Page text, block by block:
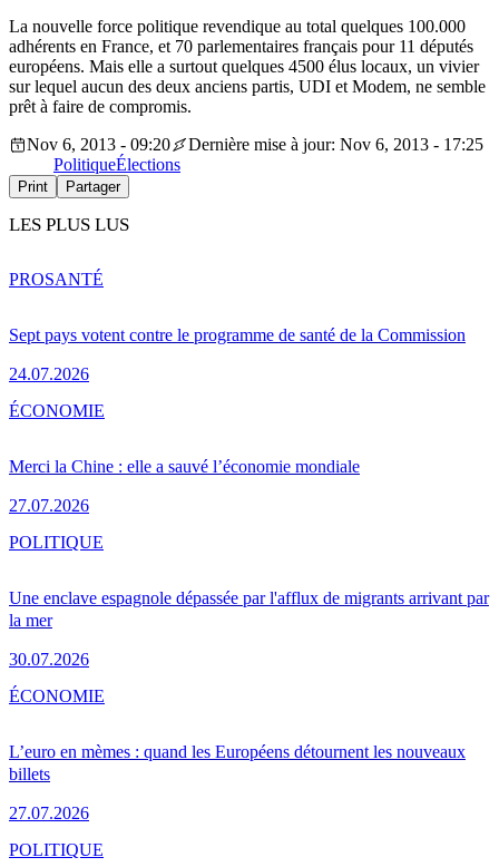
La nouvelle force politique revendique au total quelques 100.000
adhérents en France, et 70 parlementaires français pour 11 députés
européens. Mais elle a surtout quelques 4500 élus locaux, un vivier
sur lequel aucun des deux anciens partis, UDI et Modem, ne semble
prêt à faire de compromis.
Nov 6, 2013 - 09:20
Dernière mise à jour: Nov 6, 2013 - 17:25
PolitiqueÉlections
Print Partager
LES PLUS LUS
Sept pays votent contre le programme de santé de la Commission
24.07.2026
PROSANTÉ
Merci la Chine : elle a sauvé l’économie mondiale
27.07.2026
ÉCONOMIE
Une enclave espagnole dépassée par l'afflux de migrants arrivant par
la mer
30.07.2026
POLITIQUE
L’euro en mèmes : quand les Européens détournent les nouveaux
billets
27.07.2026
ÉCONOMIE
POLITIQUE